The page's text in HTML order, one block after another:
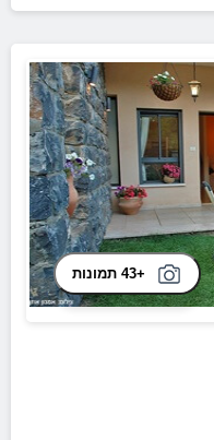
+43 תמונות